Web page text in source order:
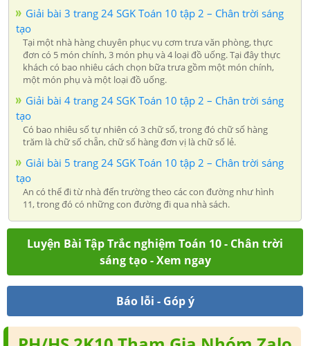
Giải bài 3 trang 24 SGK Toán 10 tập 2 – Chân trời sáng
tạo
Tại một nhà hàng chuyên phục vụ cơm trưa văn phòng, thực
đơn có 5 món chính, 3 món phụ và 4 loại đồ uống. Tại đây thực
khách có bao nhiêu cách chọn bữa trưa gồm một món chính,
một món phụ và một loại đồ uống.
Giải bài 4 trang 24 SGK Toán 10 tập 2 – Chân trời sáng
tạo
Có bao nhiêu số tự nhiên có 3 chữ số, trong đó chữ số hàng
trăm là chữ số chẵn, chữ số hàng đơn vị là chữ số lẻ.
Giải bài 5 trang 24 SGK Toán 10 tập 2 – Chân trời sáng
tạo
An có thể đi từ nhà đến trường theo các con đường như hình
11, trong đó có những con đường đi qua nhà sách.
Luyện Bài Tập Trắc nghiệm Toán 10 - Chân trời
sáng tạo - Xem ngay
Báo lỗi - Góp ý